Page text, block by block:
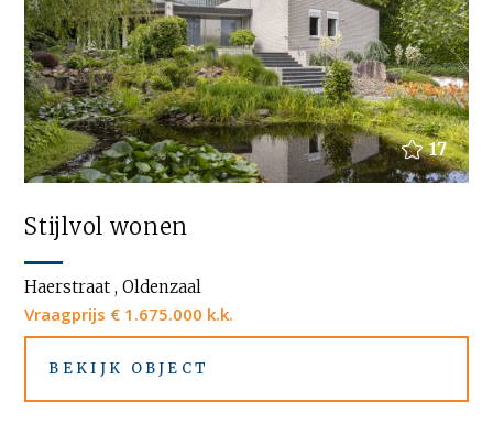
17
Stijlvol wonen
Haerstraat , Oldenzaal
Vraagprijs € 1.675.000 k.k.
BEKIJK OBJECT